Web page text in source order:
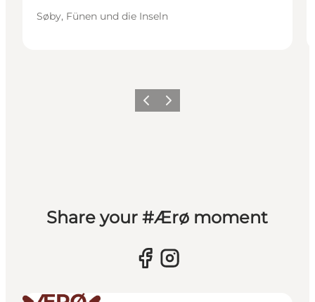
Søby, Fünen und die Inseln
ZurückWeiter
Share your #Ærø moment